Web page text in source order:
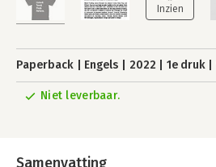
Paperback Engels 2022 1e druk
Niet leverbaar.
Samenvatting